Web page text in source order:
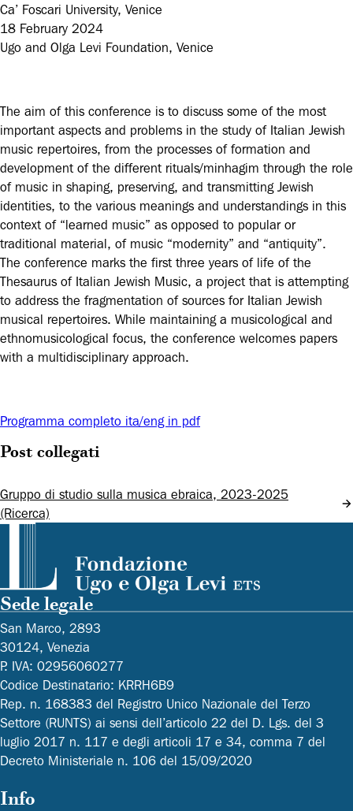
Ca’ Foscari University, Venice
18 February 2024
Ugo and Olga Levi Foundation, Venice
The aim of this conference is to discuss some of the most
important aspects and problems in the study of Italian Jewish
music repertoires, from the processes of formation and
development of the different rituals/minhagim through the role
of music in shaping, preserving, and transmitting Jewish
identities, to the various meanings and understandings in this
context of “learned music” as opposed to popular or
traditional material, of music “modernity” and “antiquity”.
The conference marks the first three years of life of the
Thesaurus of Italian Jewish Music, a project that is attempting
to address the fragmentation of sources for Italian Jewish
musical repertoires. While maintaining a musicological and
ethnomusicological focus, the conference welcomes papers
with a multidisciplinary approach.
Programma completo ita/eng in pdf
Post collegati
Gruppo di studio sulla musica ebraica, 2023-2025
(Ricerca)
Sede legale
San Marco, 2893
30124, Venezia
P. IVA: 02956060277
Codice Destinatario: KRRH6B9
Rep. n. 168383 del Registro Unico Nazionale del Terzo
Settore (RUNTS) ai sensi dell’articolo 22 del D. Lgs. del 3
luglio 2017 n. 117 e degli articoli 17 e 34, comma 7 del
Decreto Ministeriale n. 106 del 15/09/2020
Info